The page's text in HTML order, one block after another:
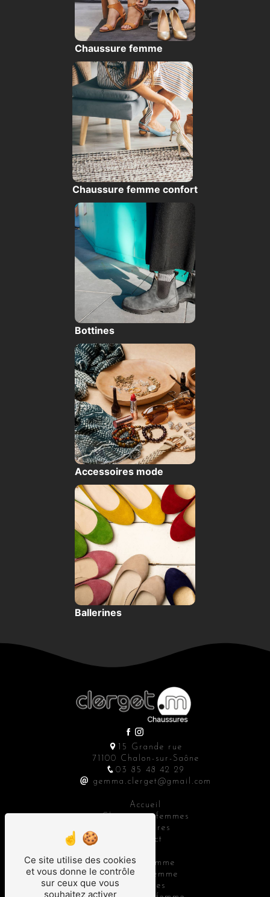
Chaussure femme
Chaussure femme confort
Bottines
Accessoires mode
Ballerines
15 Grande rue
71100 Chalon-sur-Saône
03 85 48 42 29
gemma.clerget@gmail.com
Accueil
Chaussures femmes
Accessoires
Contact
Bottes femme
Baskets femme
Sandales
Ce site utilise des cookies
et vous donne le contrôle
sur ceux que vous
souhaitez activer